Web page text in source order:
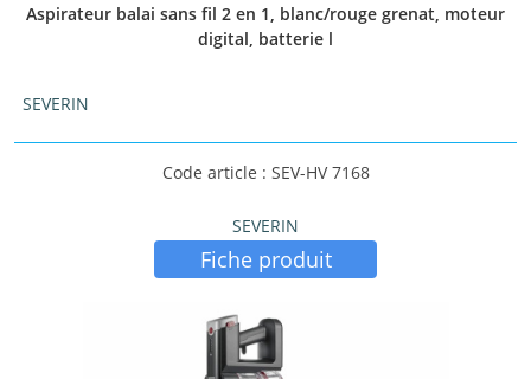
Aspirateur balai sans fil 2 en 1, blanc/rouge grenat, moteur
digital, batterie l
SEVERIN
Code article : SEV-HV 7168
SEVERIN
Fiche produit